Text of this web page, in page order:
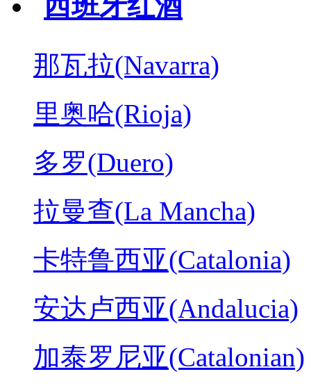
那瓦拉(Navarra)
里奥哈(Rioja)
多罗(Duero)
拉曼查(La Mancha)
卡特鲁西亚(Catalonia)
安达卢西亚(Andalucia)
加泰罗尼亚(Catalonian)